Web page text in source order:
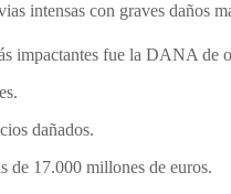
intensas con graves daños
impactantes fue la DANA de
dañados.
de 17.000 millones de euros.